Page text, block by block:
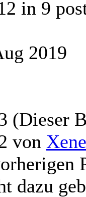
in 9
2019
(Dieser
von
dazu